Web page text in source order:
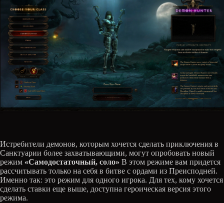
Истребители демонов, которым хочется сделать приключения в
Санктуарии более захватывающими, могут опробовать новый
режим «Самодостаточный, соло» В этом режиме вам придется
рассчитывать только на себя в битве с ордами из Преисподней.
Именно так: это режим для одного игрока. Для тех, кому хочется
сделать ставки еще выше, доступна героическая версия этого
режима.